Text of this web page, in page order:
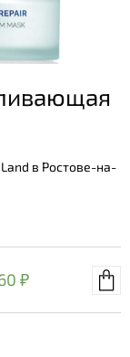
в Ростове-на-
₽